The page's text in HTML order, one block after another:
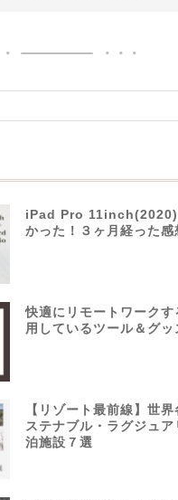
iPad Pro 11inch(2020)
かった！３ヶ月経った感
快適にリモートワークす
用しているツール＆グッ
【リゾート最前線】世
ステナブル・ラグジュア
泊施設７選